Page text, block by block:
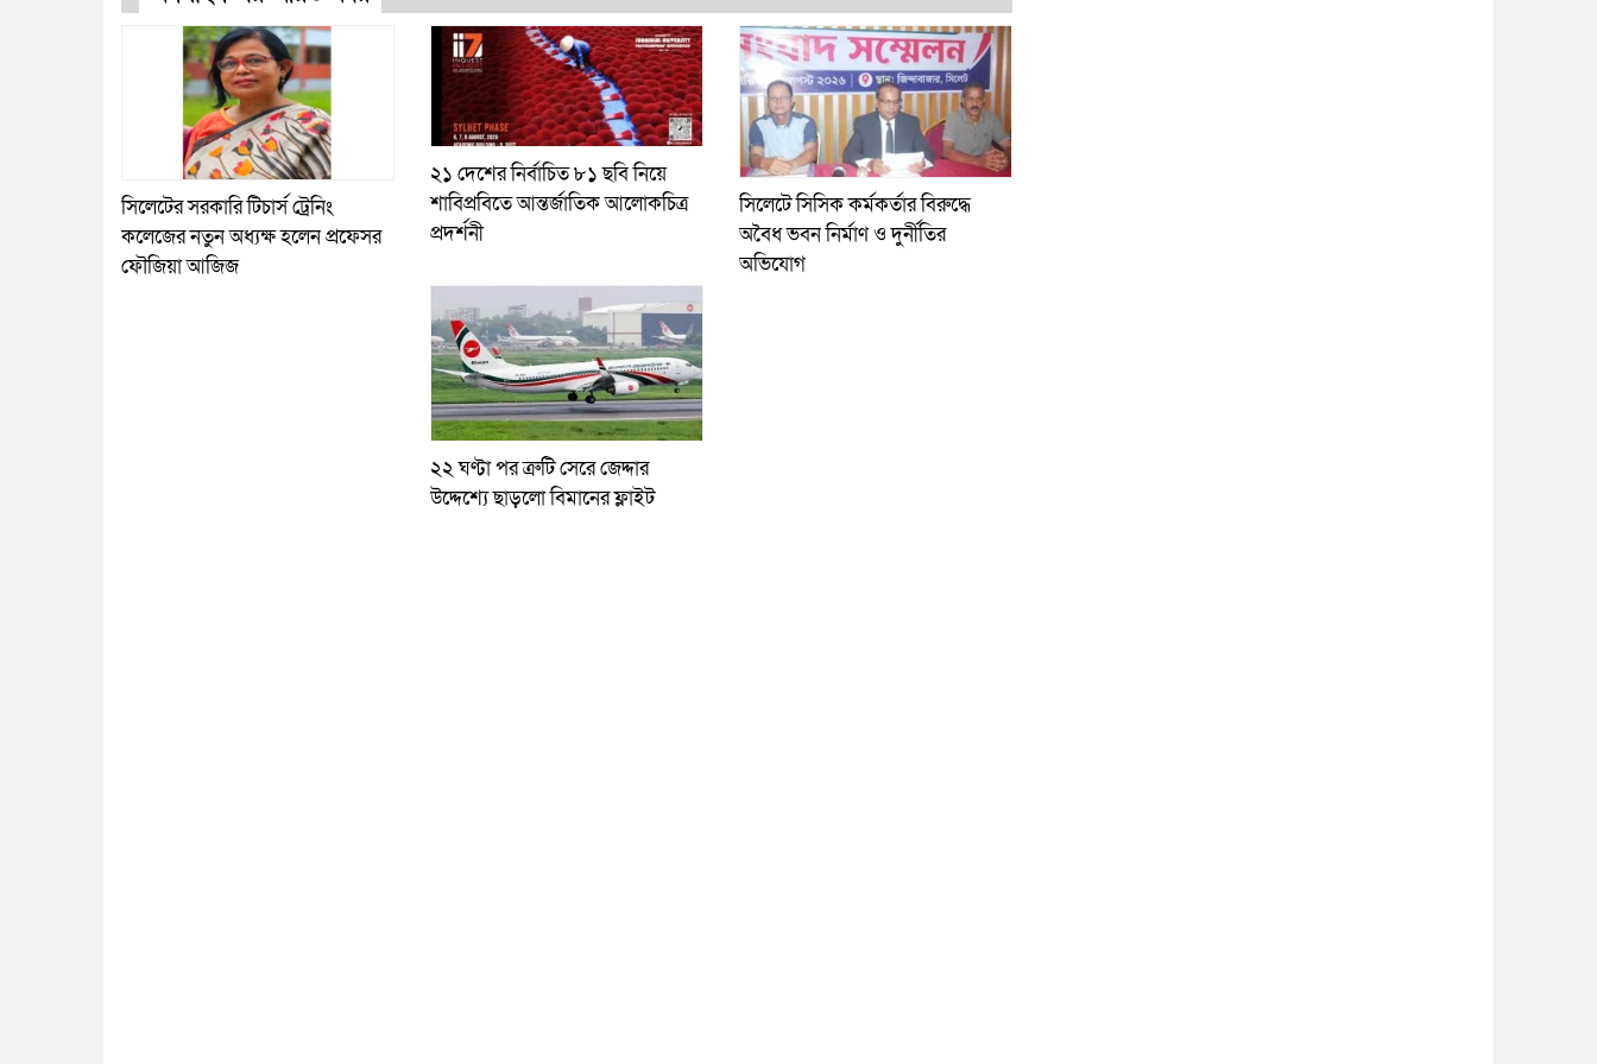
সিলেটের সরকারি টিচার্স ট্রেনিং
কলেজের নতুন অধ্যক্ষ হলেন প্রফেসর
ফৌজিয়া আজিজ
২১ দেশের নির্বাচিত ৮১ ছবি নিয়ে
শাবিপ্রবিতে আন্তর্জাতিক আলোকচিত্র
প্রদর্শনী
সিলেটে সিসিক কর্মকর্তার বিরুদ্ধে
অবৈধ ভবন নির্মাণ ও দুর্নীতির
অভিযোগ
২২ ঘণ্টা পর ত্রুটি সেরে জেদ্দার
উদ্দেশ্যে ছাড়লো বিমানের ফ্লাইট